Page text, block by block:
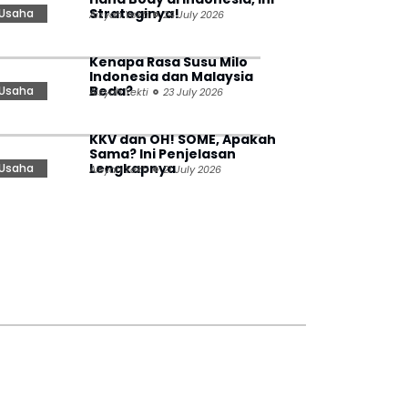
Strateginya!
Aisyah Yekti 24 July 2026
Kenapa Rasa Susu Milo
Indonesia dan Malaysia
Beda?
Aisyah Yekti 23 July 2026
KKV dan OH! SOME, Apakah
Sama? Ini Penjelasan
Lengkapnya
Aisyah Yekti 21 July 2026